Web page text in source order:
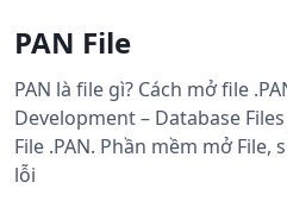
PAN File
PAN là file gì? Cách mở file
Development – Database
File .PAN. Phần mềm mở File,
lỗi